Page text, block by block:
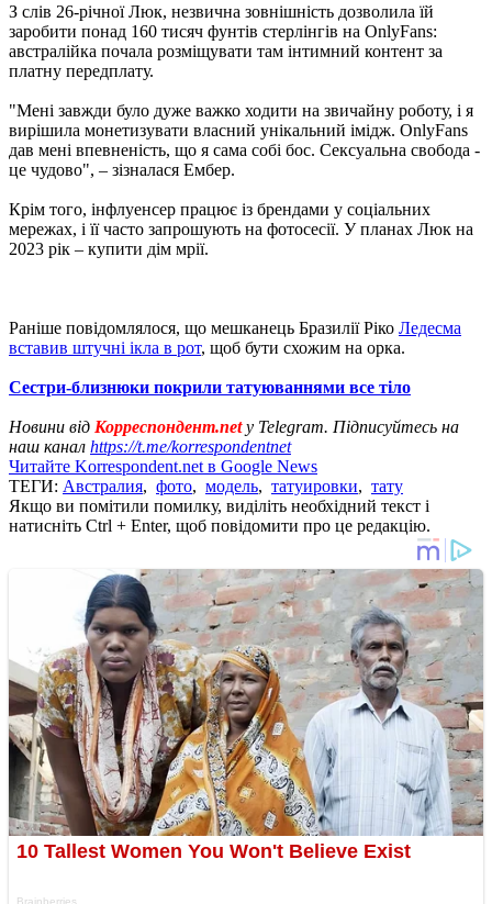
З слів 26-річної Люк, незвична зовнішність дозволила їй
заробити понад 160 тисяч фунтів стерлінгів на OnlyFans:
австралійка почала розміщувати там інтимний контент за
платну передплату.
"Мені завжди було дуже важко ходити на звичайну роботу, і я
вирішила монетизувати власний унікальний імідж. OnlyFans
дав мені впевненість, що я сама собі бос. Сексуальна свобода -
це чудово", – зізналася Ембер.
Крім того, інфлуенсер працює із брендами у соціальних
мережах, і її часто запрошують на фотосесії. У планах Люк на
2023 рік – купити дім мрії.
Раніше повідомлялося, що мешканець Бразилії Ріко Ледесма
вставив штучні ікла в рот, щоб бути схожим на орка.
Сестри-близнюки покрили татуюваннями все тіло
Новини від Корреспондент.netу Telegram. Підписуйтесь на
наш канал https://t.me/korrespondentnet
Читайте Korrespondent.net в Google News
ТЕГИ: Австралия, фото, модель, татуировки, тату
Якщо ви помітили помилку, виділіть необхідний текст і
натисніть Ctrl + Enter, щоб повідомити про це редакцію.